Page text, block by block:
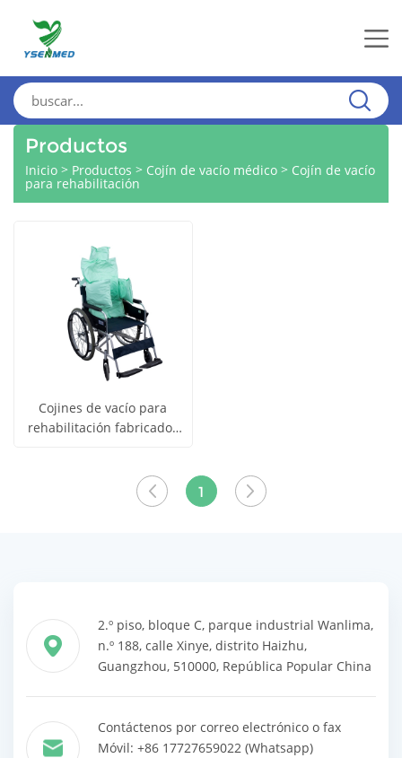
Productos
Inicio > Productos > Cojín de vacío médico > Cojín de vacío
para rehabilitación
precio
Cojines de vacío para
rehabilitación fabricados
1
2.º piso, bloque C, parque industrial Wanlima,
n.º 188, calle Xinye, distrito Haizhu,
Guangzhou, 510000, República Popular China
Contáctenos por correo electrónico o fax
Móvil: +86 17727659022 (Whatsapp)